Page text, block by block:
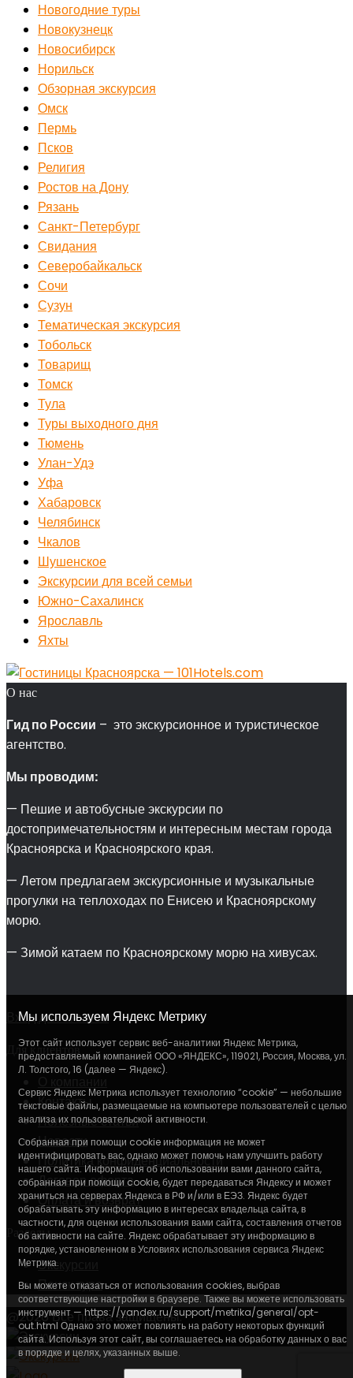
Мы используем Яндекс Метрику
Этот сайт использует сервис веб-аналитики Яндекс Метрика,
предоставляемый компанией ООО «ЯНДЕКС», 119021, Россия, Москва, ул.
Л. Толстого, 16 (далее — Яндекс).
Сервис Яндекс Метрика использует технологию “cookie” — небольшие
текстовые файлы, размещаемые на компьютере пользователей с целью
анализа их пользовательской активности.
Собранная при помощи cookie информация не может
идентифицировать вас, однако может помочь нам улучшить работу
нашего сайта. Информация об использовании вами данного сайта,
собранная при помощи cookie, будет передаваться Яндексу и может
храниться на серверах Яндекса в РФ и/или в ЕЭЗ. Яндекс будет
обрабатывать эту информацию в интересах владельца сайта, в
частности, для оценки использования вами сайта, составления отчетов
об активности на сайте. Яндекс обрабатывает эту информацию в
порядке, установленном в Условиях использования сервиса Яндекс
Метрика.
Вы можете отказаться от использования cookies, выбрав
соответствующие настройки в браузере. Также вы можете использовать
инструмент — https://yandex.ru/support/metrika/general/opt-
out.html Однако это может повлиять на работу некоторых функций
сайта. Используя этот сайт, вы соглашаетесь на обработку данных о вас
в порядке и целях, указанных выше.
Новогодние туры
Новокузнецк
Новосибирск
Норильск
Обзорная экскурсия
Омск
Пермь
Псков
Религия
Ростов на Дону
Рязань
Санкт-Петербург
Свидания
Северобайкальск
Сочи
Сузун
Тематическая экскурсия
Тобольск
Товарищ
Томск
Тула
Туры выходного дня
Тюмень
Улан-Удэ
Уфа
Хабаровск
Челябинск
Чкалов
Шушенское
Экскурсии для всей семьи
Южно-Сахалинск
Ярославль
Яхты
О нас
Гид по России – это экскурсионное и туристическое
агентство.
Мы проводим:
— Пешие и автобусные экскурсии по
достопримечательностям и интересным местам города
Красноярска и Красноярского края.
— Летом предлагаем экскурсионные и музыкальные
прогулки на теплоходах по Енисею и Красноярскому
морю.
— Зимой катаем по Красноярскому морю на хивусах.
Вход для агентов
Для клиентов
Контакты
Полезные статьи
Новости
Политика конфиденциальности
Договор оферта
Оплата и возврат
Разделы
Экскурсии
Поиск тура
@2026 Все права защищены.